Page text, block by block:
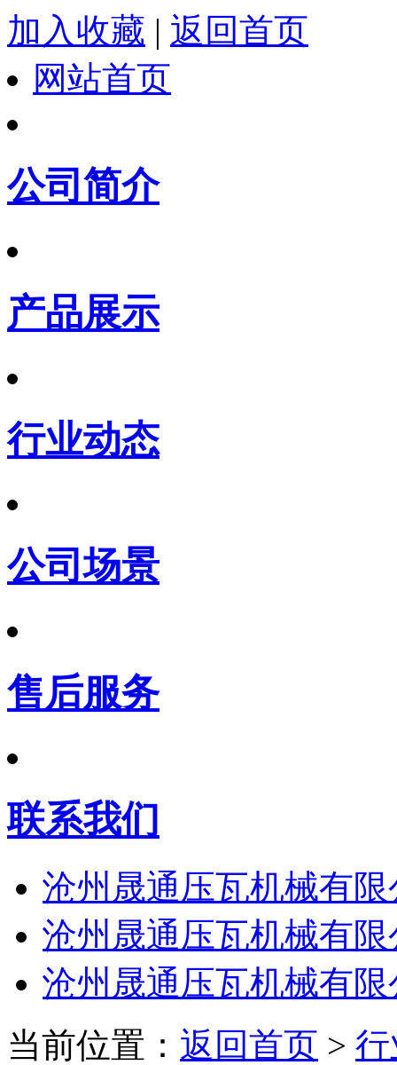
加入收藏 | 返回首页
网站首页
公司简介
产品展示
行业动态
公司场景
售后服务
联系我们
沧州晟通压瓦机械有限
沧州晟通压瓦机械有限
沧州晟通压瓦机械有限
当前位置： 返回首页 >